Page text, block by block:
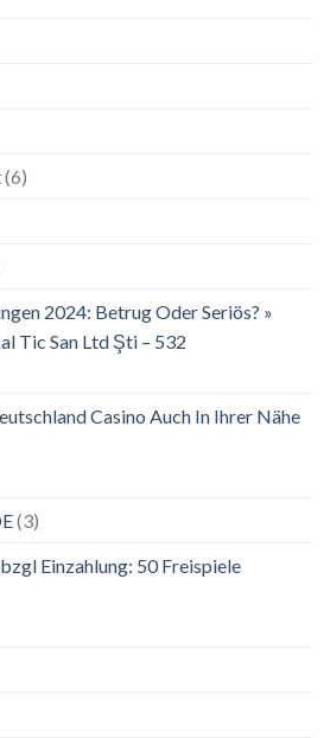
(6)
2024: Betrug Oder Seriös? »
Tic San Ltd Şti – 532
Casino Auch In Ihrer Nähe
(3)
Einzahlung: 50 Freispiele